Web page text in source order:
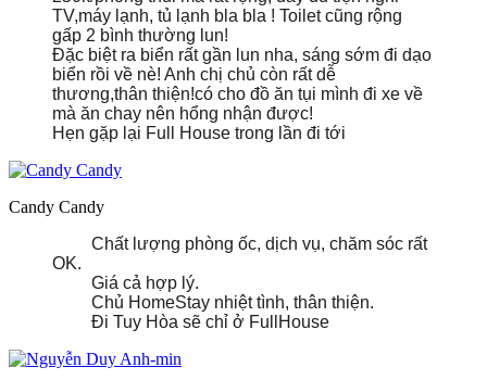
TV,máy lạnh, tủ lạnh bla bla ! Toilet cũng rộng
gấp 2 bình thường lun!
Đặc biệt ra biển rất gần lun nha, sáng sớm đi dạo
biển rồi về nè! Anh chị chủ còn rất dễ
thương,thân thiện!có cho đồ ăn tụi mình đi xe về
mà ăn chay nên hổng nhận được!
Hẹn gặp lại Full House trong lần đi tới
Candy Candy
Chất lượng phòng ốc, dịch vụ, chăm sóc rất
OK.
Giá cả hợp lý.
Chủ HomeStay nhiệt tình, thân thiện.
Đi Tuy Hòa sẽ chỉ ở FullHouse